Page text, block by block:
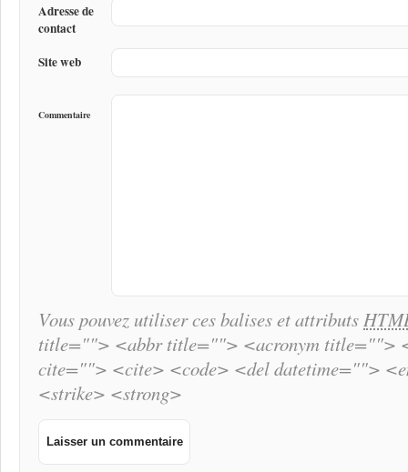
Adresse de
contact
Site web
Commentaire
Vous pouvez utiliser ces balises et attributs
title=""> <abbr title=""> <acronym title="">
cite=""> <cite> <code> <del datetime="">
<strike> <strong>